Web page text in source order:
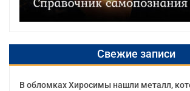
Свежие записи
В обломках Хиросимы нашли металл,